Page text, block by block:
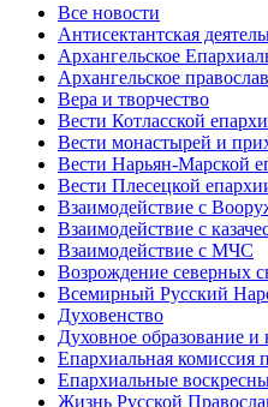
Все новости
Антисектантская
Архангельское
Архангельское
Вера и творчество
Вести Котласской
Вести монастырей и
Вести Нарьян-Марской
Вести Плесецкой
Взаимодействие с
Взаимодействие с
Взаимодействие с МЧС
Возрождение северных
Всемирный Русский
Духовенство
Духовное образование и
Епархиальная комиссия
Епархиальные
Жизнь Русской